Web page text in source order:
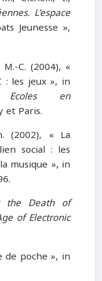
L’espace
Jeunesse »,
C. (2004), «
: les jeux », in
en
et Paris.
(2002), « La
social : les
musique », in
the Death of
of Electronic
de poche », in